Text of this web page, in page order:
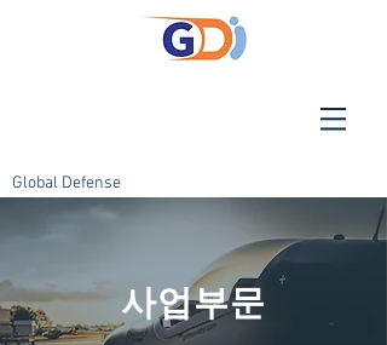
Global Defense
​사업부문